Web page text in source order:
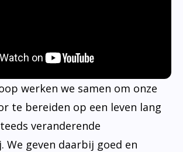
werken we samen om onze
te bereiden op een leven lang
veranderende
We geven daarbij goed en